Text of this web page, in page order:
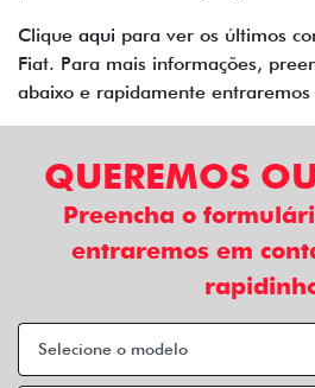
Clique aqui para ver os últimos
Fiat. Para mais informações,
abaixo e rapidamente
QUEREMOS
Preencha o
entraremos em